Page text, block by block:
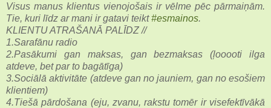
Visus manus klientus vienojošais ir vēlme pēc pārmaiņām.
Tie, kuri līdz ar mani ir gatavi teikt#esmainos.
KLIENTU ATRAŠANĀ PALĪDZ //
1.Sarafānu radio
2.Pasākumi gan maksas, gan bezmaksas (ļooooti ilga
atdeve, bet par to bagātīga)
3.Sociālā aktivitāte (atdeve gan no jauniem, gan no esošiem
klientiem)
4.Tiešā pārdošana (eju, zvanu, rakstu tomēr ir visefektīvākā